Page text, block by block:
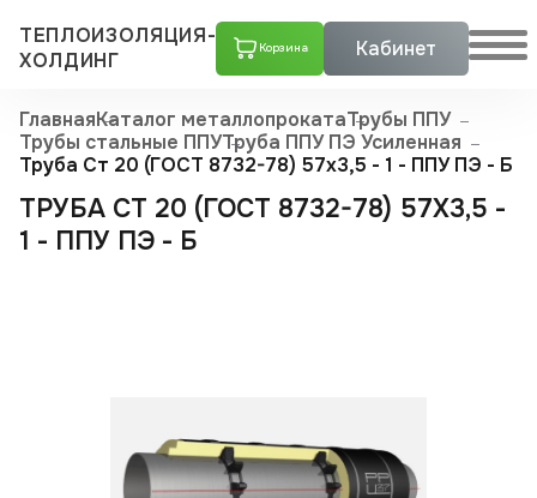
ТЕПЛОИЗОЛЯЦИЯ-
ХОЛДИНГ
Корзина Кабинет
ГлавнаяКаталог металлопрокатаТрубы ППУ
Трубы стальные ППУТруба ППУ ПЭ Усиленная
Труба Ст 20 (ГОСТ 8732-78) 57х3,5 - 1 - ППУ ПЭ - Б
ТРУБА СТ 20 (ГОСТ 8732-78) 57Х3,5 -
1 - ППУ ПЭ - Б